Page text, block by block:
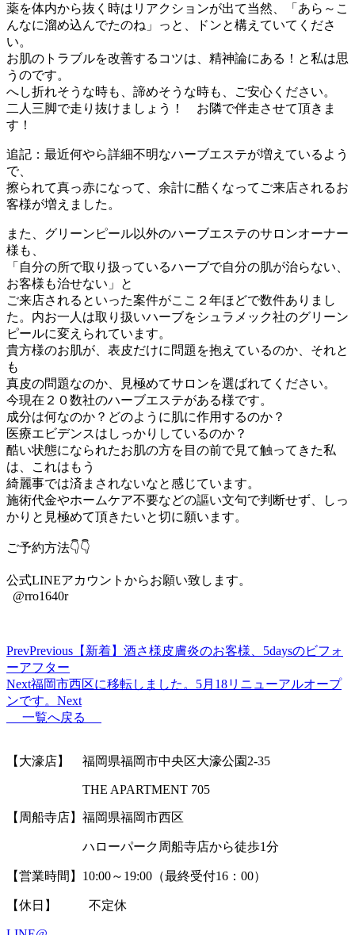
薬を体内から抜く時はリアクションが出て当然、「あら～こ
んなに溜め込んでたのね」っと、ドンと構えていてくださ
い。
お肌のトラブルを改善するコツは、精神論にある ！と私は思
うのです。
へし折れそうな時も、諦めそうな時も、ご安心ください。
二人三脚で走り抜けましょう！ お隣で伴走させて頂きま
す！
追記：最近何やら詳細不明なハーブエステが増えているよう
で、
擦られて真っ赤になって、余計に酷くなってご来店されるお
客様が増えました。
また、グリーンピール以外のハーブエステのサロンオーナー
様も、
「自分の所で取り扱っているハーブで自分の肌が治らない、
お客様も治せない」と
ご来店されるといった案件がここ２年ほどで数件ありまし
た。内お一人は取り扱いハーブをシュラメック社のグリーン
ピールに変えられています。
貴方様のお肌が、表皮だけに問題を抱えているのか、それと
も
真皮の問題なのか、見極めてサロンを選ばれてください。
今現在２０数社のハーブエステがある様です。
成分は何なのか？どのように肌に作用するのか？
医療エビデンスはしっかりしているのか？
酷い状態になられたお肌の方を目の前で見て触ってきた私
は、これはもう
綺麗事では済まされないなと感じています。
施術代金やホームケア不要などの謳い文句で判断せず、しっ
かりと見極めて頂きたいと切に願います。
ご予約方法👇👇
公式LINEアカウントからお願い致します。
@rro1640r
PrevPrevious 【新着】酒さ様皮膚炎のお客様、5daysのビフォ
ーアフター
Next福岡市西区に移転しました。5月18リニューアルオープ
ンです。 Next
一覧へ戻る
【大濠店】 福岡県福岡市中央区大濠公園2-35
THE APARTMENT 705
【周船寺店】福岡県福岡市西区
ハローパーク周船寺店から徒歩1分
【営業時間】 10:00～19:00（最終受付16：00）
【休日】 不定休